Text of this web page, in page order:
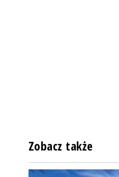
Zobacz także